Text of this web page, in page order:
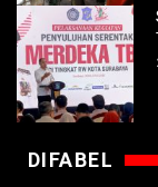
DIFABEL